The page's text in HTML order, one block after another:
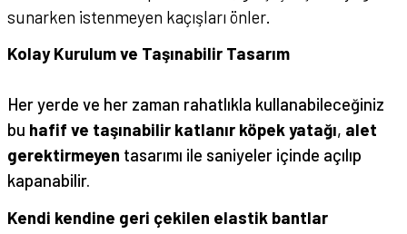
sunarken istenmeyen kaçışları önler.
Kolay Kurulum ve Taşınabilir Tasarım
Her yerde ve her zaman rahatlıkla kullanabileceğiniz
bu hafif ve taşınabilir katlanır köpek yatağı, alet
gerektirmeyen tasarımı ile saniyeler içinde açılıp
kapanabilir.
Kendi kendine geri çekilen elastik bantlar